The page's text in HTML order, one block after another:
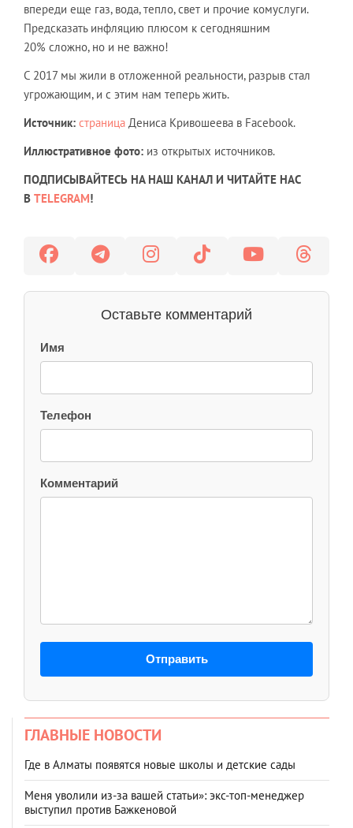
впереди еще газ, вода, тепло, свет и прочие комуслуги.
Предсказать инфляцию плюсом к сегодняшним
20% сложно, но и не важно!
С 2017 мы жили в отложенной реальности, разрыв стал
угрожающим, и с этим нам теперь жить.
Источник: страница Дениса Кривошеева в Facebook.
Иллюстративное фото: из открытых источников.
ПОДПИСЫВАЙТЕСЬ НА НАШ КАНАЛ И ЧИТАЙТЕ НАС
В TELEGRAM!
Оставьте комментарий
Имя
Телефон
Комментарий
Отправить
ГЛАВНЫЕ НОВОСТИ
Где в Алматы появятся новые школы и детские сады
Меня уволили из-за вашей статьи»: экс-топ-менеджер
выступил против Бажкеновой